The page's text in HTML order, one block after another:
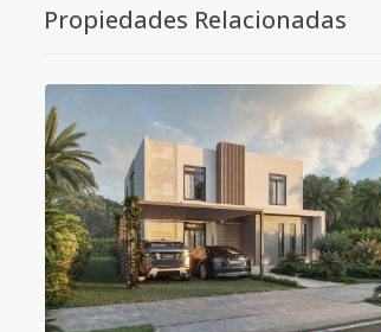
Propiedades Relacionadas